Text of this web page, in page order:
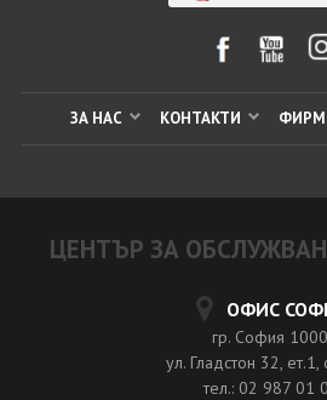
ЗА НАС КОНТАКТИ
ЦЕНТЪР ЗА
ОФИС
гр. София 1000,
ул. Гладстон 32, ет.1,
тел.: 02 987 01